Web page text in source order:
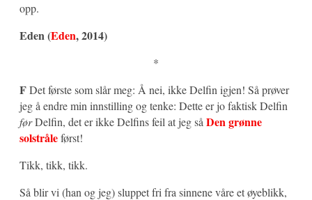
opp.
Eden (Eden, 2014)
*
FDet første som slår meg: Å nei, ikke Delfin igjen! Så prøver
jeg å endre min innstilling og tenke: Dette er jo faktisk Delfin
førDelfin, det er ikke Delfins feil at jeg så Den grønne
solstråleførst!
Tikk, tikk, tikk.
Så blir vi (han og jeg) sluppet fri fra sinnene våre et øyeblikk,